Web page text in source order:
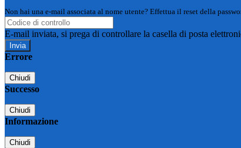
Non hai una e-mail associata al nome utente? Effettua il reset della
E-mail inviata, si prega di controllare la casella di posta
Errore
Chiudi
Successo
Chiudi
Informazione
Chiudi